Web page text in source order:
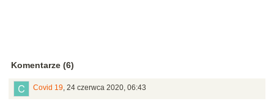
Komentarze (6)
Covid 19, 24 czerwca 2020, 06:43